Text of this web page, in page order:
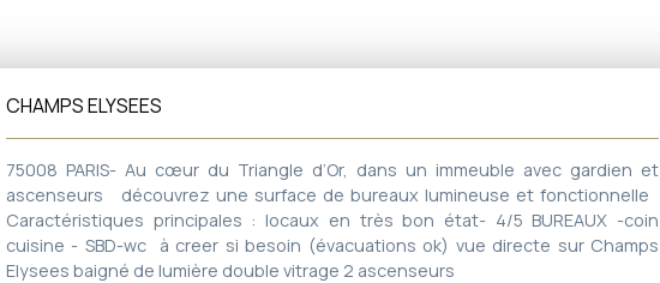
CHAMPS ELYSEES
75008 PARIS- Au cœur du Triangle d’Or, dans un immeuble avec gardien et
ascenseurs découvrez une surface de bureaux lumineuse et fonctionnelle
Caractéristiques principales : locaux en très bon état- 4/5 BUREAUX -coin
cuisine - SBD-wc à creer si besoin (évacuations ok) vue directe sur Champs
Elysees baigné de lumière double vitrage 2 ascenseurs